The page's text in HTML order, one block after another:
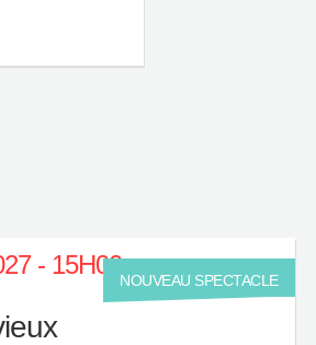
- 15H00
NOUVEAU SPECTACLE